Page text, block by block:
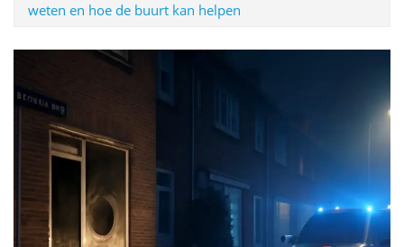
weten en hoe de buurt kan helpen